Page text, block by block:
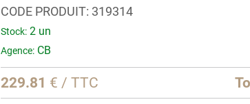
CODE PRODUIT: 319314
Stock: 2 un
Agence: CB
229.81 € / TTC